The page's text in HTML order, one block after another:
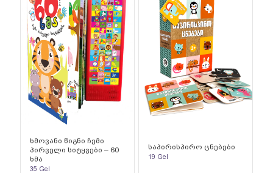
ხმოვანი წიგნი ჩემი
პირველი სიტყვები – 60
ხმა
35 Gel
საპირისპირო ცნებები
19 Gel